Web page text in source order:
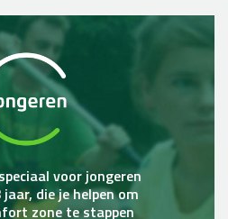
voor jongeren
die je helpen om
zone te stappen